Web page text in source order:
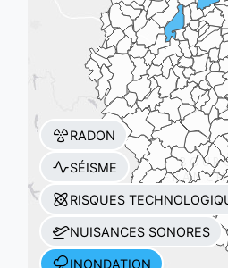
RADON
SÉISME
RISQUES
NUISANCES SONORES
INONDATION